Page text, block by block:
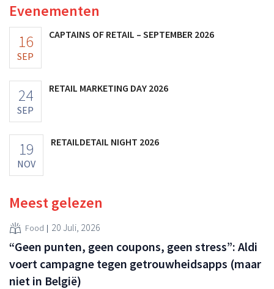
Evenementen
16
SEP
CAPTAINS OF RETAIL – SEPTEMBER 2026
24
SEP
RETAIL MARKETING DAY 2026
19
NOV
RETAILDETAIL NIGHT 2026
Meest gelezen
Food 20 Juli, 2026
“Geen punten, geen coupons, geen stress”: Aldi
voert campagne tegen getrouwheidsapps (maar
niet in België)